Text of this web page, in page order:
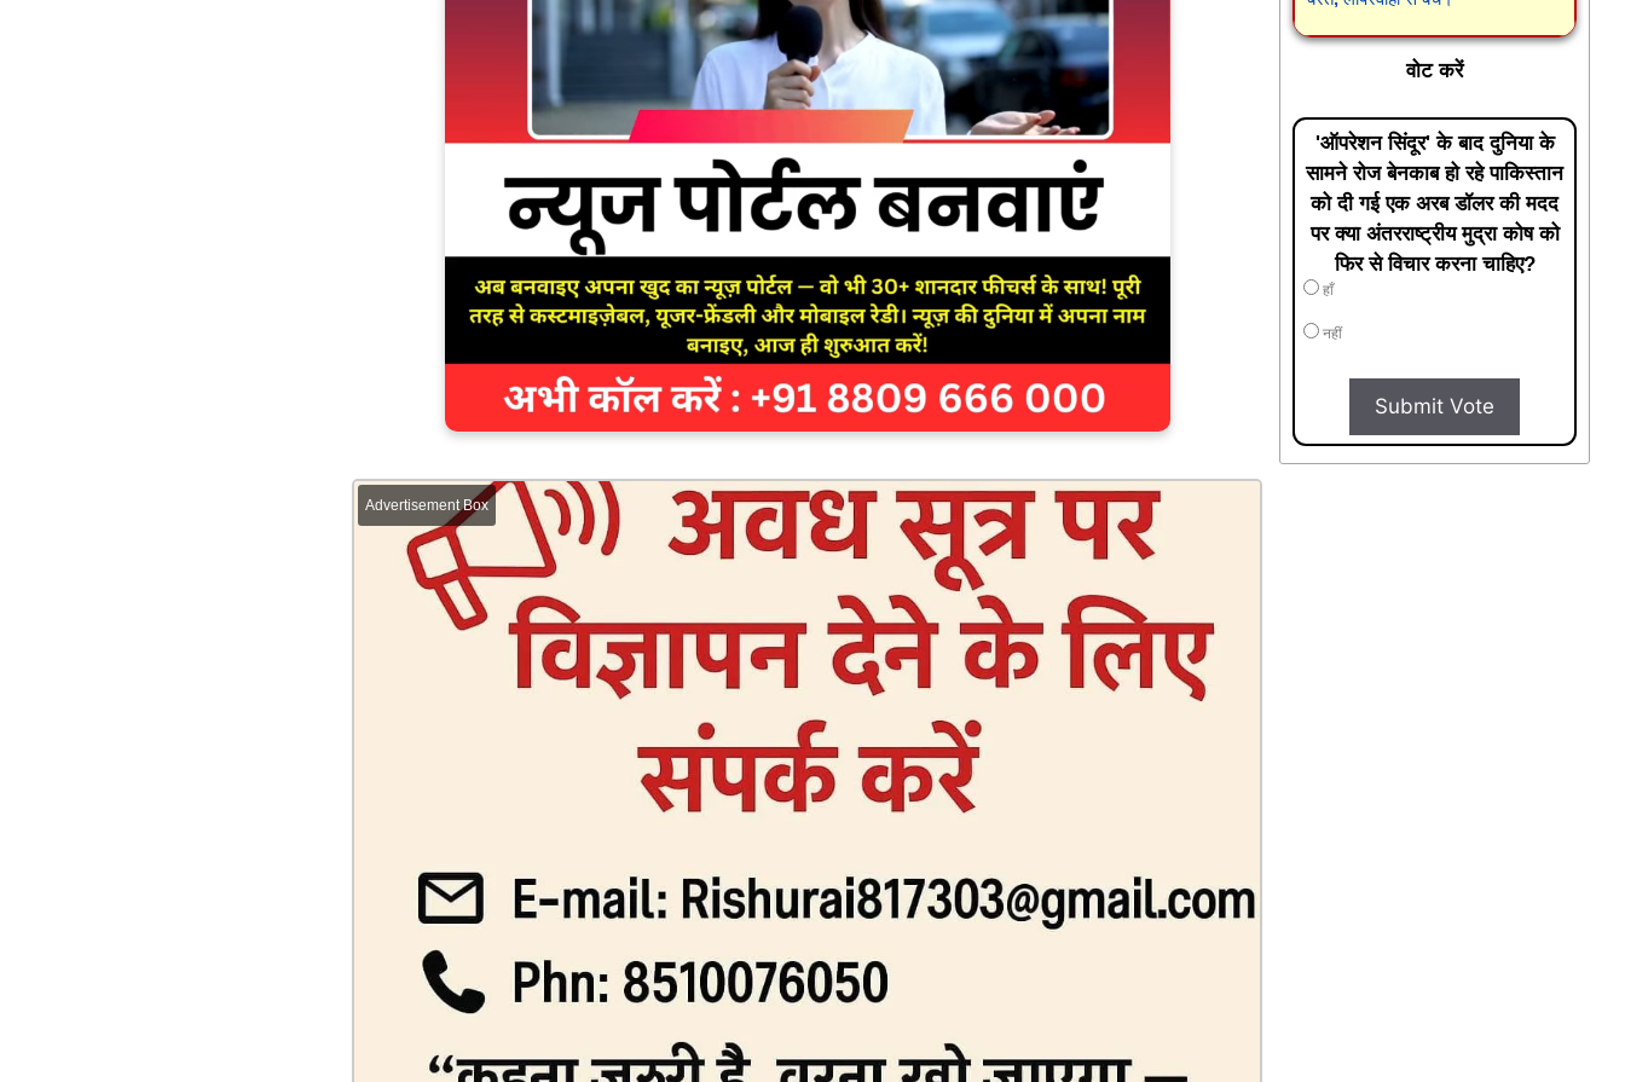
Advertisement Box
वोट करें
'ऑपरेशन सिंदूर' के बाद दुनिया के
सामने रोज बेनकाब हो रहे पाकिस्तान
को दी गई एक अरब डॉलर की मदद
पर क्या अंतरराष्ट्रीय मुद्रा कोष को
फिर से विचार करना चाहिए?
हाँ
नहीं
Submit Vote